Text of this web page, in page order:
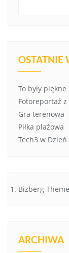
OSTATNIE
To były
Fotoreportaż z
Gra terenowa
Piłka plażowa
Tech3 w Dzień
Bizberg
ARCHIWA